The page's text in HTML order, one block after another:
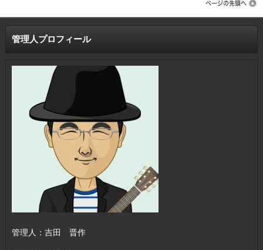
管理人プロフィール
管理人：吉田 晋作